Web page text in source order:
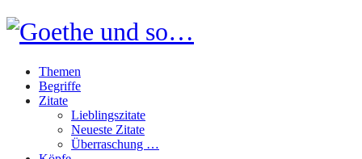
Goethe
und
so…
Themen
Begriffe
Zitate
Lieblingszitate
Neueste Zitate
Überraschung …